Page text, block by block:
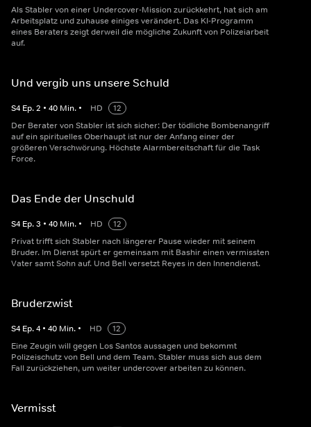
Als Stabler von einer Undercover-Mission zurückkehrt, hat sich am
Arbeitsplatz und zuhause einiges verändert. Das KI-Programm
eines Beraters zeigt derweil die mögliche Zukunft von Polizeiarbeit
auf.
Und vergib uns unsere Schuld
S4 Ep.2 • 40 Min. • HD
12
Der Berater von Stabler ist sich sicher: Der tödliche Bombenangriff
auf ein spirituelles Oberhaupt ist nur der Anfang einer der
größeren Verschwörung. Höchste Alarmbereitschaft für die Task
Force.
Das Ende der Unschuld
S4 Ep.3 • 40 Min. • HD
12
Privat trifft sich Stabler nach längerer Pause wieder mit seinem
Bruder. Im Dienst spürt er gemeinsam mit Bashir einen vermissten
Vater samt Sohn auf. Und Bell versetzt Reyes in den Innendienst.
Bruderzwist
S4 Ep.4 • 40 Min. • HD
12
Eine Zeugin will gegen Los Santos aussagen und bekommt
Polizeischutz von Bell und dem Team. Stabler muss sich aus dem
Fall zurückziehen, um weiter undercover arbeiten zu können.
Vermisst